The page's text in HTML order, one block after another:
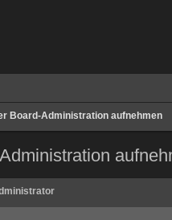
Board-Administration aufnehmen